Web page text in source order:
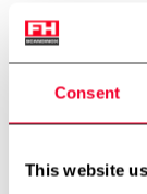
Consent
This website
Cases
Job
FH